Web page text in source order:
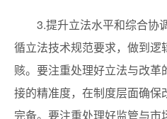
3.提升立法水平和综合协
循立法技术规范要求，做到逻
赅。要注重处理好立法与改
接的精准度，在制度层面确
完备。要注重处理好监管与